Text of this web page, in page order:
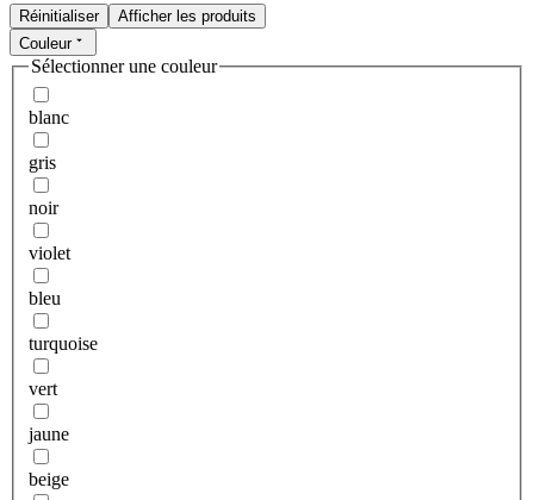
Réinitialiser
Afficher les produits
Couleur
Sélectionner une couleur
blanc
gris
noir
violet
bleu
turquoise
vert
jaune
beige